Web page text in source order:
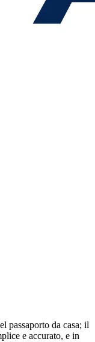
passaporto da casa; il
e accurato, e in